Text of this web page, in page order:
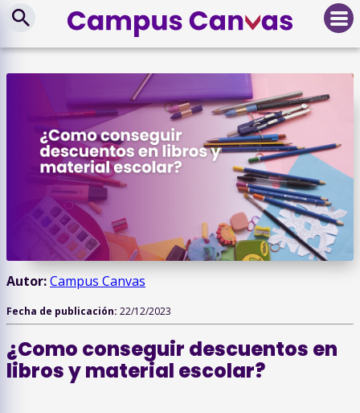
Autor:Campus Canvas
Fecha de publicación: 22/12/2023
¿Como conseguir descuentos en
libros y material escolar?